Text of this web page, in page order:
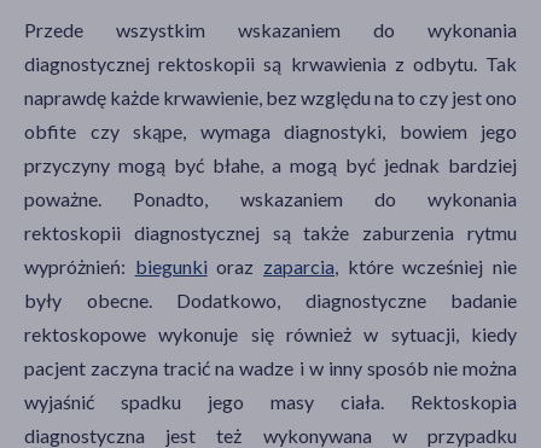
Przede wszystkim wskazaniem do wykonania
diagnostycznej rektoskopii są krwawienia z odbytu. Tak
naprawdę każde krwawienie, bez względu na to czy jest ono
obfite czy skąpe, wymaga diagnostyki, bowiem jego
przyczyny mogą być błahe, a mogą być jednak bardziej
poważne. Ponadto, wskazaniem do wykonania
rektoskopii diagnostycznej są także zaburzenia rytmu
wypróżnień: biegunki oraz zaparcia , które wcześniej nie
były obecne. Dodatkowo, diagnostyczne badanie
rektoskopowe wykonuje się również w sytuacji, kiedy
pacjent zaczyna tracić na wadze i w inny sposób nie można
wyjaśnić spadku jego masy ciała. Rektoskopia
diagnostyczna jest też wykonywana w przypadku